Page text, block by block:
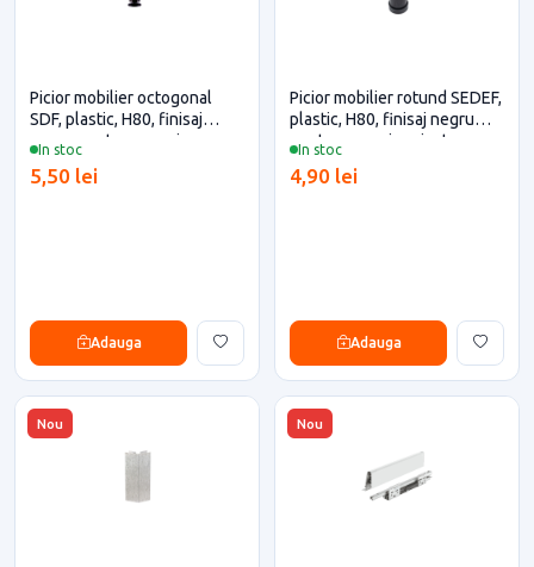
In stoc
Picior mobilier octogonal
SDF, plastic, H80, finisaj
negru pentru casa si
5,50 lei
Adauga
In stoc
Picior mobilier rotund SEDEF,
plastic, H80, finisaj negru
pentru casa si proiecte
4,90 lei
Adauga
Nou Nou